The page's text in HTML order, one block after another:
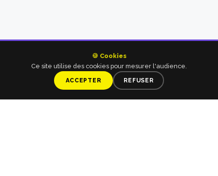
SCROLL
🍪 Cookies
Ce site utilise des cookies pour mesurer l'audience.
ACCEPTER REFUSER